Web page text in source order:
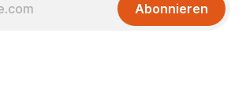
Abonnieren